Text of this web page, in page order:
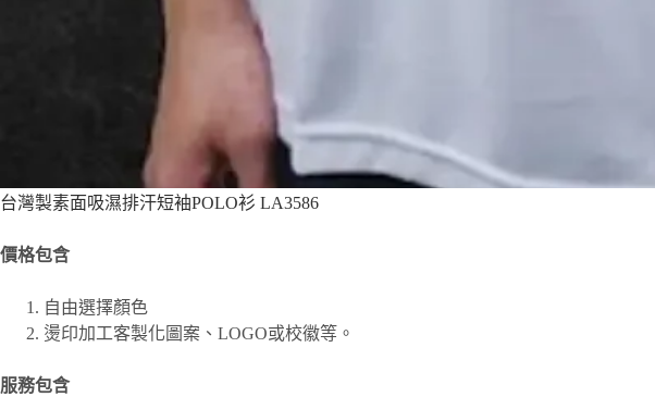
台灣製素面吸濕排汗短袖POLO衫 LA3586
價格包含
自由選擇顏色
燙印加工客製化圖案、 LOGO或校徽等。
服務包含